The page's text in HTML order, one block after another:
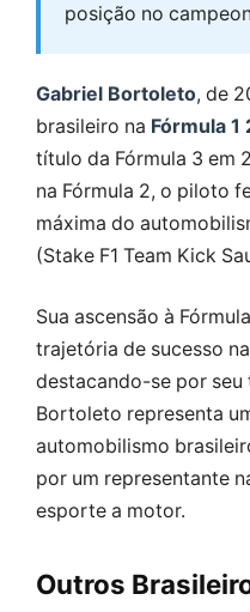
posição no
Gabriel Bortoleto, de
brasileiro na Fórmula 1
título da Fórmula 3 em
na Fórmula 2, o piloto
máxima do
(Stake F1 Team Kick
Sua ascensão à
trajetória de sucesso
destacando-se por
Bortoleto representa
automobilismo
por um representante
esporte a motor.
Outros